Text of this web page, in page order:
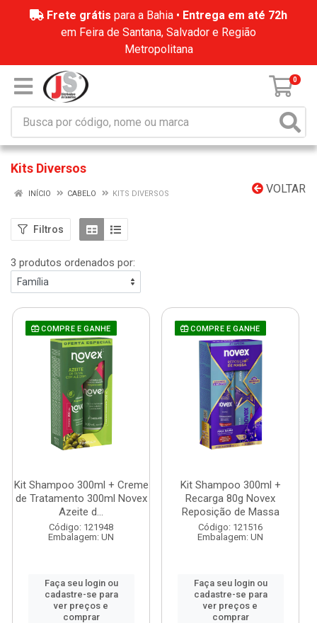
Frete grátis para a Bahia • Entrega em até 72h
em Feira de Santana, Salvador e Região
Metropolitana
0
Kits Diversos
VOLTAR
INÍCIO CABELO KITS DIVERSOS
Filtros
3 produtos ordenados por:
COMPRE E GANHE
Kit Shampoo 300ml + Creme
de Tratamento 300ml Novex
Azeite d...
Código: 121948
Embalagem: UN
Faça seu login ou
cadastre-se para
ver preços e
comprar
COMPRE E GANHE
Kit Shampoo 300ml +
Recarga 80g Novex
Reposição de Massa
Código: 121516
Embalagem: UN
Faça seu login ou
cadastre-se para
ver preços e
comprar